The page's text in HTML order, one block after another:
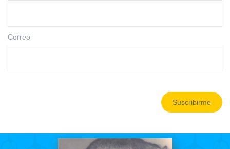
Correo
Suscribirme